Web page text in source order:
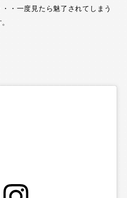
・一度見たら魅了されてしまう